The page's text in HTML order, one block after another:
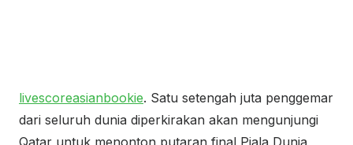
livescoreasianbookie. Satu setengah juta penggemar
dari seluruh dunia diperkirakan akan mengunjungi
Qatar untuk menonton putaran final Piala Dunia